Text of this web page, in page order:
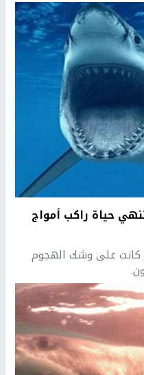
حياة راكب أمواج
على وشك الهجوم